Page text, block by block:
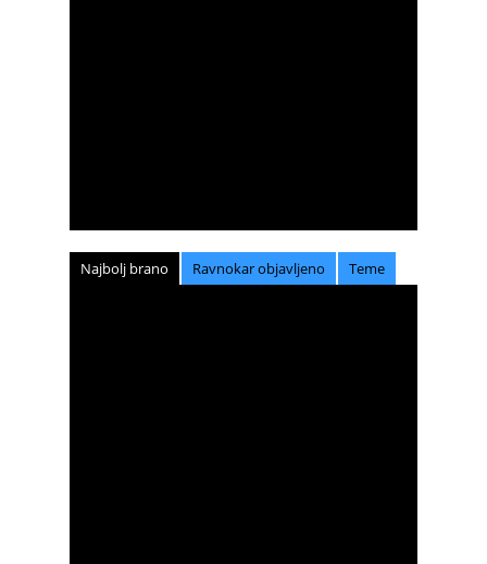
Najbolj brano Ravnokar objavljeno Teme